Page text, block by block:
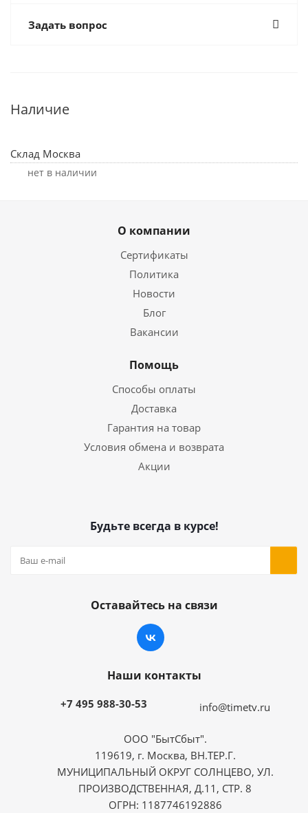
Задать вопрос
Наличие
Склад Москва
Нет в наличии
О компании
Сертификаты
Политика
Новости
Блог
Вакансии
Помощь
Способы оплаты
Доставка
Гарантия на товар
Условия обмена и возврата
Акции
Будьте всегда в курсе!
Оставайтесь на связи
Наши контакты
+7 495 988-30-53 info@timetv.ru
ООО "БытСбыт".
119619, г. Москва, ВН.ТЕР.Г.
МУНИЦИПАЛЬНЫЙ ОКРУГ СОЛНЦЕВО, УЛ.
ПРОИЗВОДСТВЕННАЯ, Д.11, СТР. 8
ОГРН: 1187746192886